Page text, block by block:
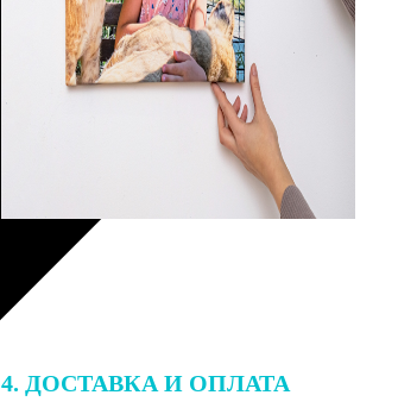
4. ДОСТАВКА И ОПЛАТА